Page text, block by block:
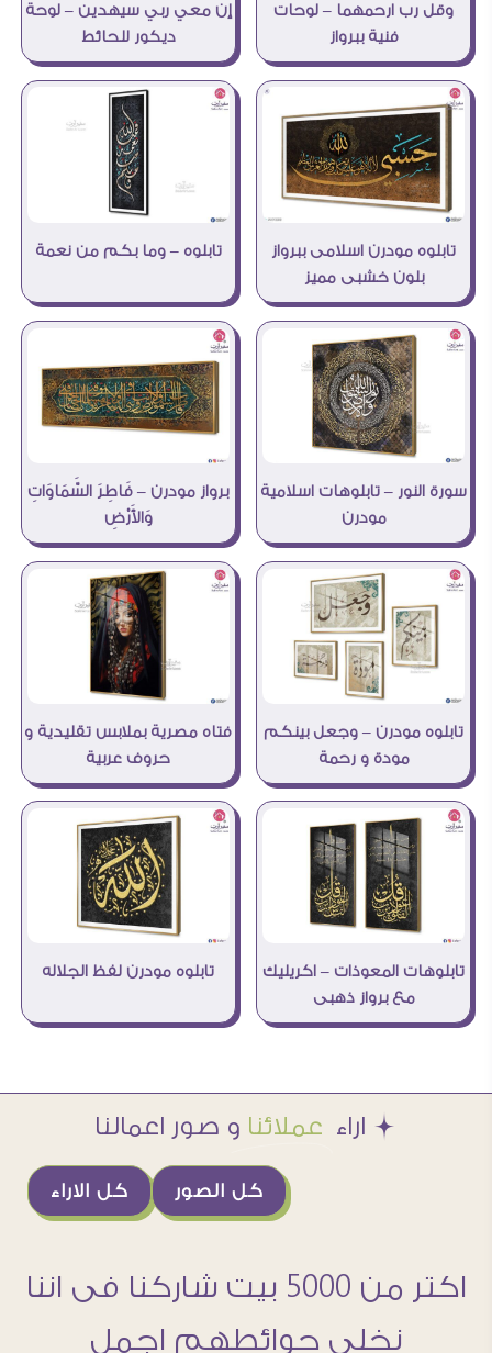
وقل رب ارحمهما – لوحات
فنية ببرواز
إن معي ربي سيهدين – لوحة
ديكور للحائط
تابلوه مودرن اسلامى ببرواز
بلون خشبى مميز
تابلوه – وما بكم من نعمة
سورة النور – تابلوهات اسلامية
مودرن
برواز مودرن – فَاطِرَ السَّمَاوَاتِ
وَالأَرْضِ
تابلوه مودرن – وجعل بينكم
مودة و رحمة
فتاه مصرية بملابس تقليدية و
حروف عربية
تابلوهات المعوذات – اكريليك
مع برواز ذهبى
تابلوه مودرن لفظ الجلاله
Æ اراء عملائنا و صور اعمالنا
كل الاراء كل الصور
اكتر من 5000 بيت شاركنا فى اننا
نخلى حوائطهم اجمل